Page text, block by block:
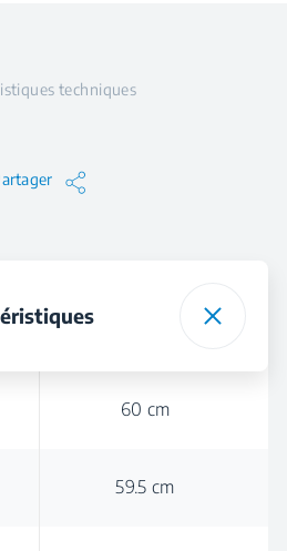
techniques
60 cm
59.5 cm